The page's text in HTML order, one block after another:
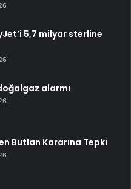
5,7 milyar sterline
alarmı
Butlan Kararına Tepki